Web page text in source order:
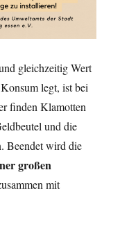
gleichzeitig Wert
legt, ist bei
finden Klamotten
und die
Beendet wird die
großen
mit